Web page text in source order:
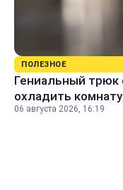
ПОЛЕЗНОЕ
Гениальный трюк
охладить
06 августа 2026, 16:19